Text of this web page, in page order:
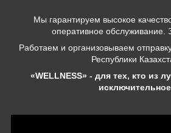
Мы гарантируем высокое
оперативное обслуживание.
Работаем и организовываем
Республики
«WELLNESS» - для тех, кто из